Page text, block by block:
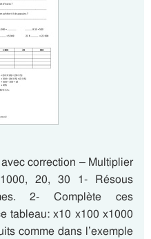
correction – Multiplier
20, 30 1- Résous
2- Complète ces
tableau: x10 x100 x1000
comme dans l’exemple